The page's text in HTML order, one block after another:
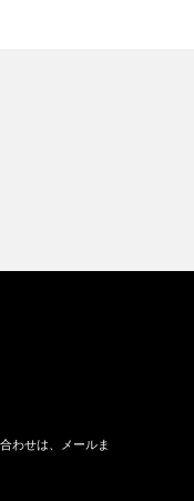
わせは、メールま